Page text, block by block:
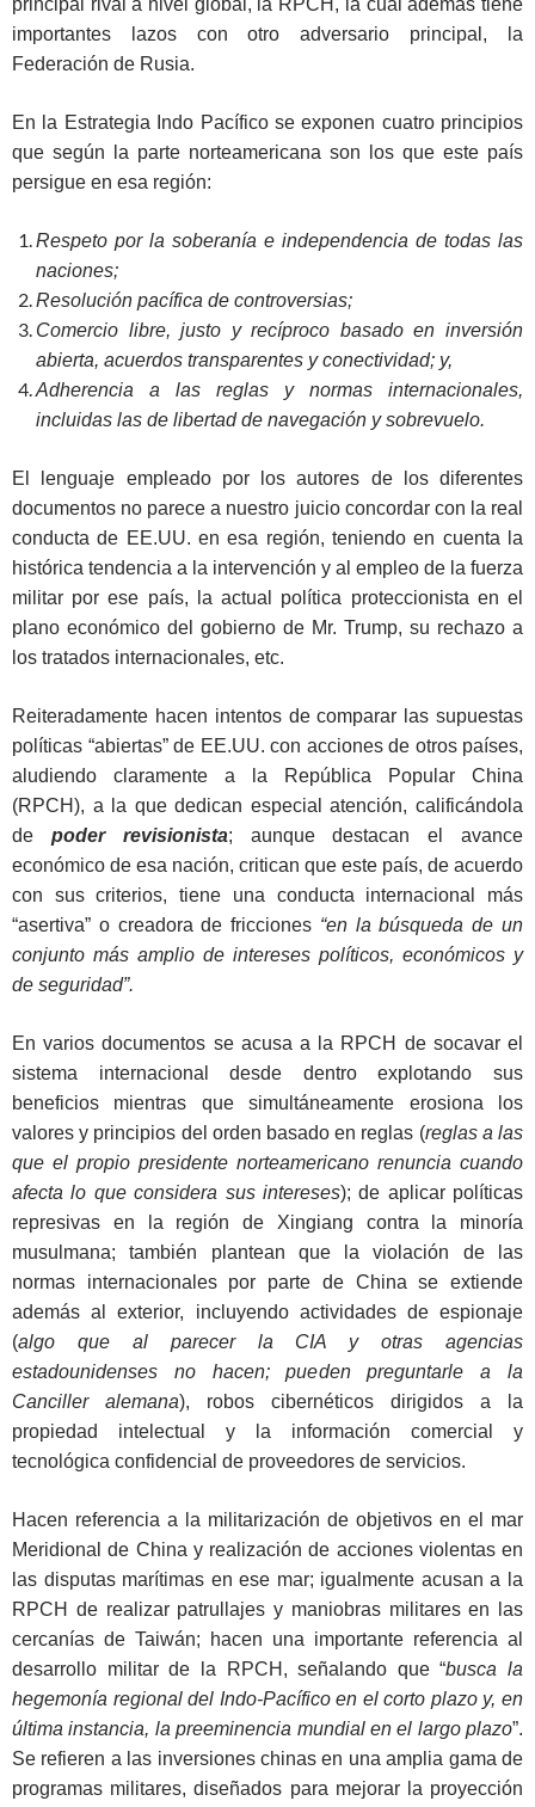
principal rival a nivel global, la RPCH, la cual además tiene
importantes lazos con otro adversario principal, la
Federación de Rusia.
En la Estrategia Indo Pacífico se exponen cuatro principios
que según la parte norteamericana son los que este país
persigue en esa región:
Respeto por la soberanía e independencia de todas las
naciones;
Resolución pacífica de controversias;
Comercio libre, justo y recíproco basado en inversión
abierta, acuerdos transparentes y conectividad; y,
Adherencia a las reglas y normas internacionales,
incluidas las de libertad de navegación y sobrevuelo.
El lenguaje empleado por los autores de los diferentes
documentos no parece a nuestro juicio concordar con la real
conducta de EE.UU. en esa región, teniendo en cuenta la
histórica tendencia a la intervención y al empleo de la fuerza
militar por ese país, la actual política proteccionista en el
plano económico del gobierno de Mr. Trump, su rechazo a
los tratados internacionales, etc.
Reiteradamente hacen intentos de comparar las supuestas
políticas “abiertas” de EE.UU. con acciones de otros países,
aludiendo claramente a la República Popular China
(RPCH), a la que dedican especial atención, calificándola
de poder revisionista; aunque destacan el avance
económico de esa nación, critican que este país, de acuerdo
con sus criterios, tiene una conducta internacional más
“asertiva” o creadora de fricciones “en la búsqueda de un
conjunto más amplio de intereses políticos, económicos y
de seguridad”.
En varios documentos se acusa a la RPCH de socavar el
sistema internacional desde dentro explotando sus
beneficios mientras que simultáneamente erosiona los
valores y principios del orden basado en reglas (reglas a las
que el propio presidente norteamericano renuncia cuando
afecta lo que considera sus intereses); de aplicar políticas
represivas en la región de Xingiang contra la minoría
musulmana; también plantean que la violación de las
normas internacionales por parte de China se extiende
además al exterior, incluyendo actividades de espionaje
(algo que al parecer la CIA y otras agencias
estadounidenses no hacen; pueden preguntarle a la
Canciller alemana), robos cibernéticos dirigidos a la
propiedad intelectual y la información comercial y
tecnológica confidencial de proveedores de servicios.
Hacen referencia a la militarización de objetivos en el mar
Meridional de China y realización de acciones violentas en
las disputas marítimas en ese mar; igualmente acusan a la
RPCH de realizar patrullajes y maniobras militares en las
cercanías de Taiwán; hacen una importante referencia al
desarrollo militar de la RPCH, señalando que “busca la
hegemonía regional del Indo-Pacífico en el corto plazo y, en
última instancia, la preeminencia mundial en el largo plazo”.
Se refieren a las inversiones chinas en una amplia gama de
programas militares, diseñados para mejorar la proyección